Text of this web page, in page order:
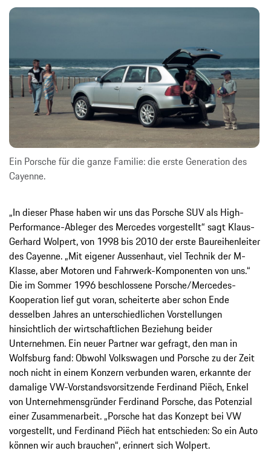
Ein Porsche für die ganze Familie: die erste Generation des
Cayenne.
„In dieser Phase haben wir uns das Porsche SUV als High-
Performance-Ableger des Mercedes vorgestellt“ sagt Klaus-
Gerhard Wolpert, von 1998 bis 2010 der erste Baureihenleiter
des Cayenne. „Mit eigener Aussenhaut, viel Technik der M-
Klasse, aber Motoren und Fahrwerk-Komponenten von uns.“
Die im Sommer 1996 beschlossene Porsche/Mercedes-
Kooperation lief gut voran, scheiterte aber schon Ende
desselben Jahres an unterschiedlichen Vorstellungen
hinsichtlich der wirtschaftlichen Beziehung beider
Unternehmen. Ein neuer Partner war gefragt, den man in
Wolfsburg fand: Obwohl Volkswagen und Porsche zu der Zeit
noch nicht in einem Konzern verbunden waren, erkannte der
damalige VW-Vorstandsvorsitzende Ferdinand Piëch, Enkel
von Unternehmensgründer Ferdinand Porsche, das Potenzial
einer Zusammenarbeit. „Porsche hat das Konzept bei VW
vorgestellt, und Ferdinand Piëch hat entschieden: So ein Auto
können wir auch brauchen“, erinnert sich Wolpert.